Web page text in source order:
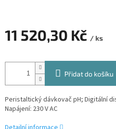
11 520,30 Kč / ks
cena:
Přidat do košíku
Peristaltický dávkovač pH; Digitální
Napájení: 230 V AC